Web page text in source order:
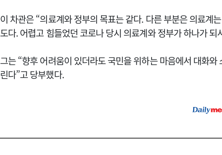
이 차관은 “의료계와 정부의 목표는 같다. 다른 부분은 의료계
도다. 어렵고 힘들었던 코로나 당시 의료계와 정부가 하나가
그는 “향후 어려움이 있더라도 국민을 위하는 마음에서 대화
린다”고 당부했다.